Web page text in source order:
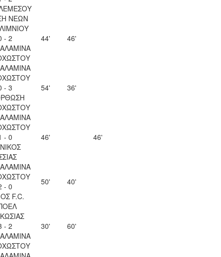
ΝΕΩΝ
- 2
44' 46'
- 3
54' 36'
- 0
46' 46'
- 0
F.C.
50' 40'
- 2
30' 60'